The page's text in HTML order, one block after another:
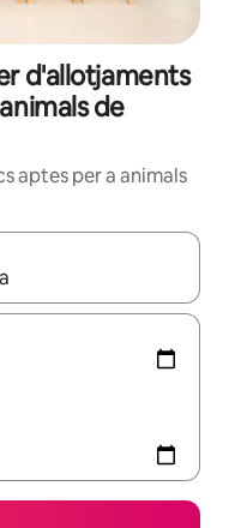
d'allotjaments
de
aptes per a animals
podràs navegar-hi a